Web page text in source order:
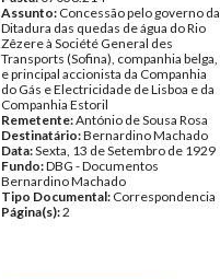
Assunto: Concessão pelo governo da
Ditadura das quedas de água do Rio
Zêzere à Société General des
Transports (Sofina), companhia belga,
e principal accionista da Companhia
do Gás e Electricidade de Lisboa e da
Companhia Estoril
Remetente:António de Sousa Rosa
Destinatário:Bernardino Machado
Data:Sexta, 13 de Setembro de 1929
Fundo:DBG - Documentos
Bernardino Machado
Tipo Documental: Correspondencia
Página(s):2